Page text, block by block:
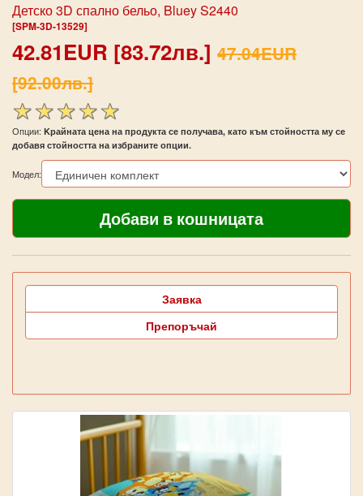
Детско 3D спално бельо, Bluey S2440
[SPM-3D-13529]
42.81EUR [83.72лв.] 47.04EUR
[92.00лв.]
Опции: Kрайната цена на продукта се получава, като към стойността му се
добавя стойността на избраните опции.
Модел:
Заявка
Препоръчай